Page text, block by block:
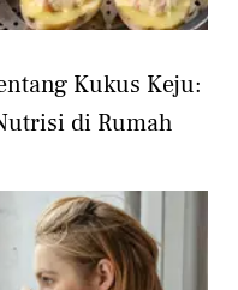
Kukus Keju:
di Rumah